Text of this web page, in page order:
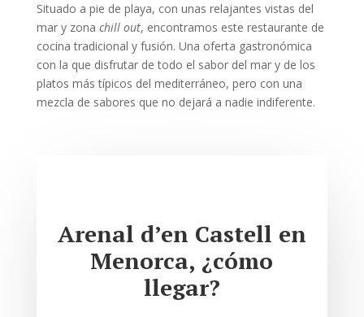
Situado a pie de playa, con unas relajantes vistas del
mar y zona chill out, encontramos este restaurante de
cocina tradicional y fusión. Una oferta gastronómica
con la que disfrutar de todo el sabor del mar y de los
platos más típicos del mediterráneo, pero con una
mezcla de sabores que no dejará a nadie indiferente.
Arenal d’en Castell en
Menorca, ¿cómo
llegar?